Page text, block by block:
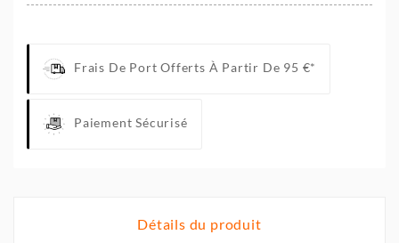
Frais De Port Offerts À Partir De 95 €*
Paiement Sécurisé
Détails du produit